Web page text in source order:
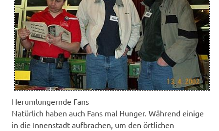
Herumlungernde Fans
Natürlich haben auch Fans mal Hunger. Während einige
in die Innenstadt aufbrachen, um den örtlichen